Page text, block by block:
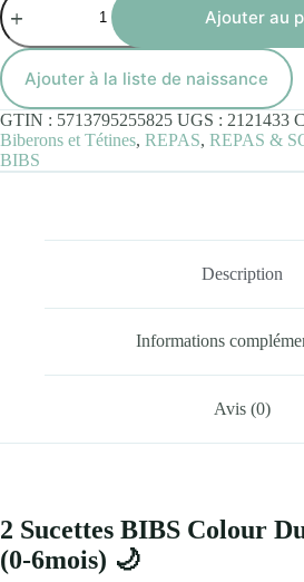
de
2
Sucettes
BIBS
Colour
Symetric
Dusty
Pink
/
Ajouter au
Ajouter à la liste de naissance
GTIN : 5713795255825 UGS : 2121433
Biberons et Tétines, REPAS, REPAS &
BIBS
Description
Informations
Avis (0)
2 Sucettes BIBS Colour
(0-6mois) 🌙